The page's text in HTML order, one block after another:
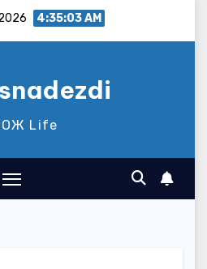
4:35:04 AM
Life